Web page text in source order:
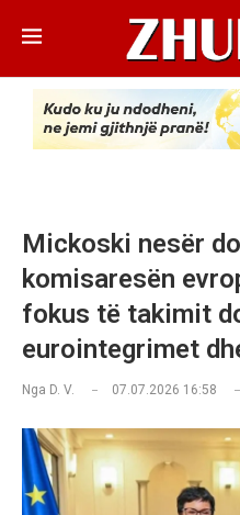
Mickoski nesër
komisaresën
fokus të takimit
eurointegrimet
Nga D. V. 07.07.2026 16:58